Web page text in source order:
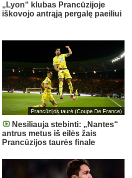
„Lyon“ klubas Prancūzijoje
iškovojo antrąją pergalę paeiliui
Prancūzijos taurė (Coupe De France)
Nesiliauja stebinti: „Nantes“
antrus metus iš eilės žais
Prancūzijos taurės finale